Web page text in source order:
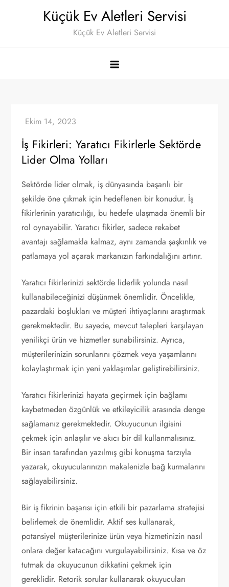
Küçük Ev Aletleri Servisi
Küçük Ev Aletleri Servisi
İş Fikirleri: Yaratıcı Fikirlerle Sektörde
Lider Olma Yolları
Sektörde lider olmak, iş dünyasında başarılı bir
şekilde öne çıkmak için hedeflenen bir konudur. İş
fikirlerinin yaratıcılığı, bu hedefe ulaşmada önemli bir
rol oynayabilir. Yaratıcı fikirler, sadece rekabet
avantajı sağlamakla kalmaz, aynı zamanda şaşkınlık ve
patlamaya yol açarak markanızın farkındalığını artırır.
Yaratıcı fikirlerinizi sektörde liderlik yolunda nasıl
kullanabileceğinizi düşünmek önemlidir. Öncelikle,
pazardaki boşlukları ve müşteri ihtiyaçlarını araştırmak
gerekmektedir. Bu sayede, mevcut talepleri karşılayan
yenilikçi ürün ve hizmetler sunabilirsiniz. Ayrıca,
müşterilerinizin sorunlarını çözmek veya yaşamlarını
kolaylaştırmak için yeni yaklaşımlar geliştirebilirsiniz.
Yaratıcı fikirlerinizi hayata geçirmek için bağlamı
kaybetmeden özgünlük ve etkileyicilik arasında denge
sağlamanız gerekmektedir. Okuyucunun ilgisini
çekmek için anlaşılır ve akıcı bir dil kullanmalısınız.
Bir insan tarafından yazılmış gibi konuşma tarzıyla
yazarak, okuyucularınızın makalenizle bağ kurmalarını
sağlayabilirsiniz.
Bir iş fikrinin başarısı için etkili bir pazarlama stratejisi
belirlemek de önemlidir. Aktif ses kullanarak,
potansiyel müşterilerinize ürün veya hizmetinizin nasıl
onlara değer katacağını vurgulayabilirsiniz. Kısa ve öz
tutmak da okuyucunun dikkatini çekmek için
gereklidir. Retorik sorular kullanarak okuyucuları